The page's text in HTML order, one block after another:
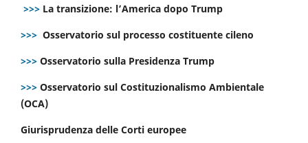
>>> La transizione: l’America dopo Trump
>>> Osservatorio sul processo costituente cileno
>>> Osservatorio sulla Presidenza Trump
>>> Osservatorio sul Costituzionalismo Ambientale
(OCA)
Giurisprudenza delle Corti europee